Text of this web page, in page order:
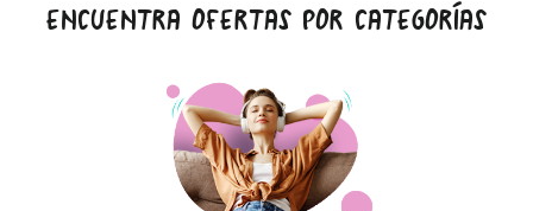
ENCUENTRA OFERTAS POR CATEGORÍAS